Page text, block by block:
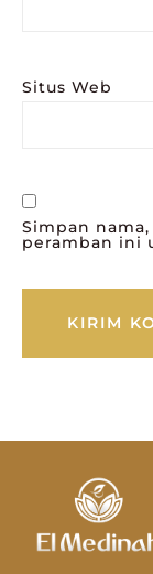
Situs Web
Simpan
peramban ini